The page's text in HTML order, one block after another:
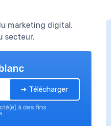
marketing digital.
secteur.
➔ Télécharger
à des fins